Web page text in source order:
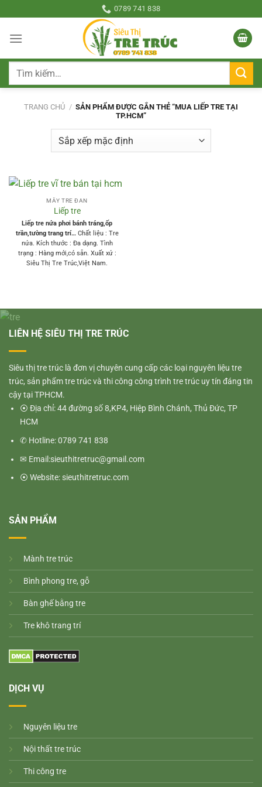
qua
nội
0789 741 838
Tìm
TRANG CHỦ / SẢN PHẨM ĐƯỢC GẮN THẺ “MUA LIẾP TRE TẠI
TP.HCM”
MÂY TRE ĐAN
Liếp tre
Liếp tre nứa phơi bánh tráng,ốp
trần,tường trang trí…Chất liệu : Tre
nứa. Kích thước : Đa dạng. Tình
trạng : Hàng mới,có sẵn. Xuất xứ :
Siêu Thị Tre Trúc,Việt Nam.
LIÊN HỆ SIÊU THỊ TRE TRÚC
Siêu thị tre trúc là đơn vị chuyên cung cấp các loại nguyên liệu tre
trúc, sản phẩm tre trúc và thi công công trình tre trúc uy tín đáng tin
cậy tại TPHCM.
⦿ Địa chỉ: 44 đường số 8,KP4, Hiệp Bình Chánh, Thủ Đức, TP
HCM
✆ Hotline: 0789 741 838
✉ Email:sieuthitretruc@gmail.com
⦿ Website: sieuthitretruc.com
SẢN PHẨM
Mành tre trúc
Bình phong tre, gỗ
Bàn ghế bằng tre
Tre khô trang trí
DỊCH VỤ
Nguyên liệu tre
Nội thất tre trúc
Thi công tre